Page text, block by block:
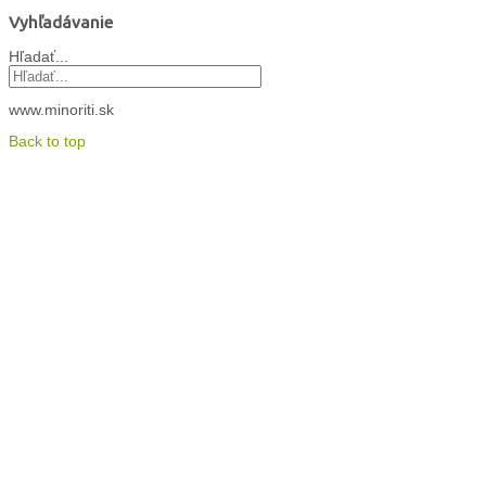
Vyhľadávanie
Hľadať...
www.minoriti.sk
Back to top